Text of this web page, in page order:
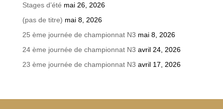
Stages d’été mai 26, 2026
(pas de titre) mai 8, 2026
25 ème journée de championnat N3 mai 8, 2026
24 ème journée de championnat N3 avril 24, 2026
23 ème journée de championnat N3 avril 17, 2026